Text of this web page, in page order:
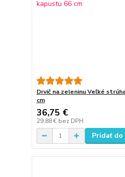
Drvič na zeleninu Veľké
cm
36,75 €
29,88 € bez DPH
Pridať do